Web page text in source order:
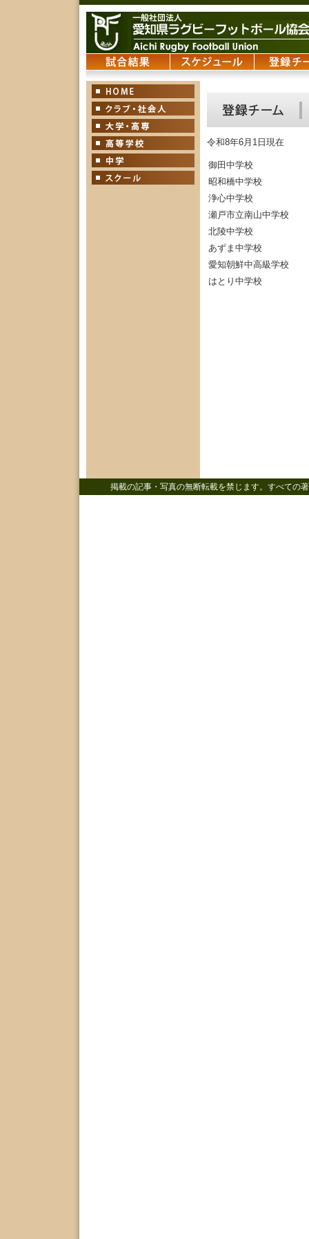
令和8年6月1日現在
御田中学校
昭和橋中学校
浄心中学校
瀬戸市立南山中学校
北陵中学校
あずま中学校
愛知朝鮮中高級学校
はとり中学校
掲載の記事・写真の無断転載を禁じます。すべての